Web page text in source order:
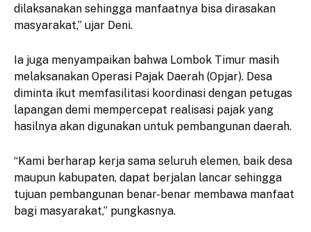
dilaksanakan sehingga manfaatnya bisa dirasakan
masyarakat,” ujar Deni.
Ia juga menyampaikan bahwa Lombok Timur masih
melaksanakan Operasi Pajak Daerah (Opjar). Desa
diminta ikut memfasilitasi koordinasi dengan petugas
lapangan demi mempercepat realisasi pajak yang
hasilnya akan digunakan untuk pembangunan daerah.
“Kami berharap kerja sama seluruh elemen, baik desa
maupun kabupaten, dapat berjalan lancar sehingga
tujuan pembangunan benar-benar membawa manfaat
bagi masyarakat,” pungkasnya.